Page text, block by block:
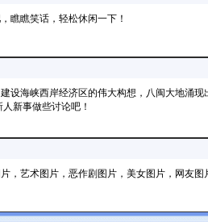
瞧瞧笑话，轻松休闲一下！
设海峡西岸经济区的伟大构想，八闽大地涌现
新事做些讨论吧！
，艺术图片，恶作剧图片，美女图片，网友图